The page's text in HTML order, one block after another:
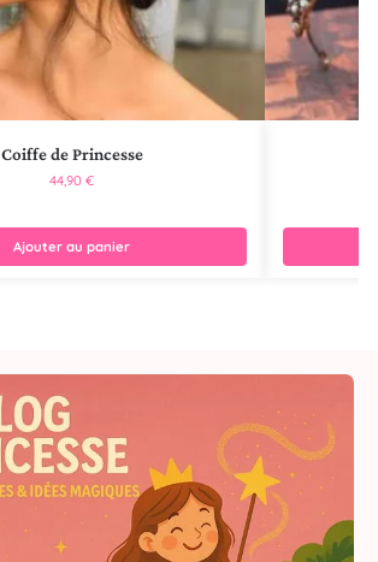
Coiffe de Princesse
44,90€
Ajouter au panier